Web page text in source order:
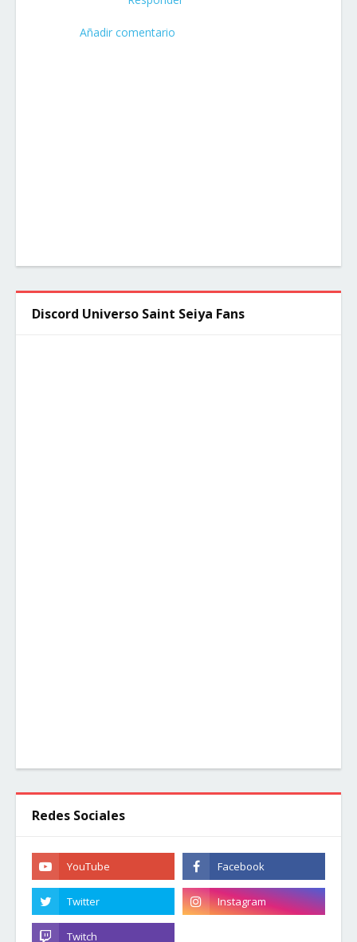
Añadir comentario
Discord Universo Saint Seiya Fans
Redes Sociales